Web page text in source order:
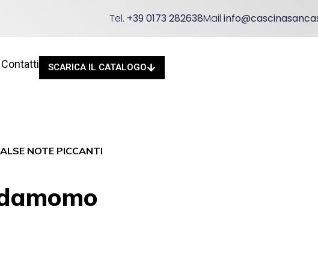
Tel. +39 0173 282638Mail
Contatti SCARICA IL CATALOGO
NOTE PICCANTI